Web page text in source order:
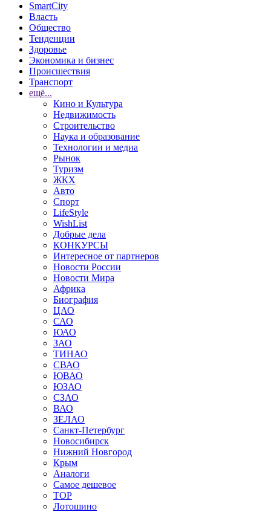
SmartCity
Власть
Общество
Тенденции
Здоровье
Экономика и бизнес
Происшествия
Транспорт
ещё...
Кино и Культура
Недвижимость
Строительство
Наука и образование
Технологии и медиа
Рынок
Туризм
ЖКХ
Авто
Спорт
LifeStyle
WishList
Добрые дела
КОНКУРСЫ
Интересное от партнеров
Новости России
Новости Мира
Африка
Биография
ЦАО
САО
ЮАО
ЗАО
ТИНАО
СВАО
ЮВАО
ЮЗАО
СЗАО
ВАО
ЗЕЛАО
Санкт-Петербург
Новосибирск
Нижний Новгород
Крым
Аналоги
Самое дешевое
TOP
Лотошино